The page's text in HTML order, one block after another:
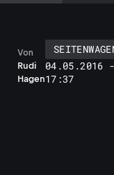
Rudi
Hagen
Von
04.05.2016
17:37